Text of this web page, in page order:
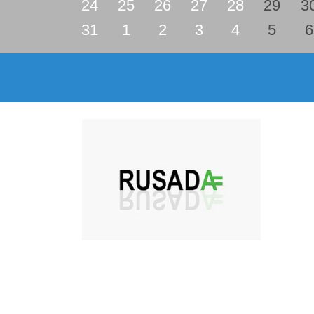
24 25 26 27 28 29
31
1 2 3 4 5 6